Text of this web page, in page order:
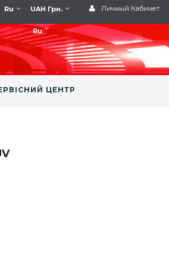
Личный Кабинет
UAH Грн.
Ru
Ru
ЦЕНТР